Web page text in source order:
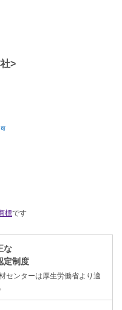
>
標です
な
定制度
センターは厚生労働省より適